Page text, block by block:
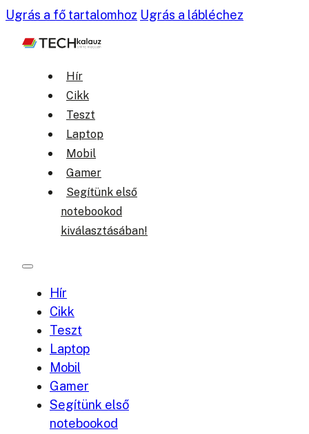
Ugrás a fő tartalomhoz Ugrás a lábléchez
Hír
Cikk
Teszt
Laptop
Mobil
Gamer
Segítünk első
notebookod
kiválasztásában!
Hír
Cikk
Teszt
Laptop
Mobil
Gamer
Segítünk első
notebookod